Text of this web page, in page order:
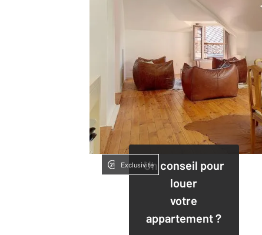
Un conseil pour
louer
votre
appartement ?
Exclusivité